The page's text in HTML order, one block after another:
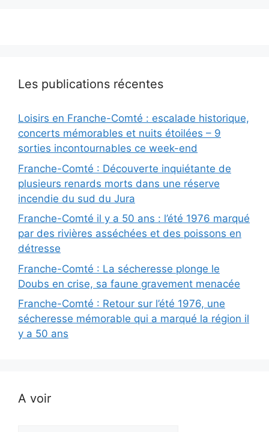
Les publications récentes
Loisirs en Franche-Comté : escalade historique,
concerts mémorables et nuits étoilées – 9
sorties incontournables ce week-end
Franche-Comté : Découverte inquiétante de
plusieurs renards morts dans une réserve
incendie du sud du Jura
Franche-Comté il y a 50 ans : l’été 1976 marqué
par des rivières asséchées et des poissons en
détresse
Franche-Comté : La sécheresse plonge le
Doubs en crise, sa faune gravement menacée
Franche-Comté : Retour sur l’été 1976, une
sécheresse mémorable qui a marqué la région il
y a 50 ans
A voir